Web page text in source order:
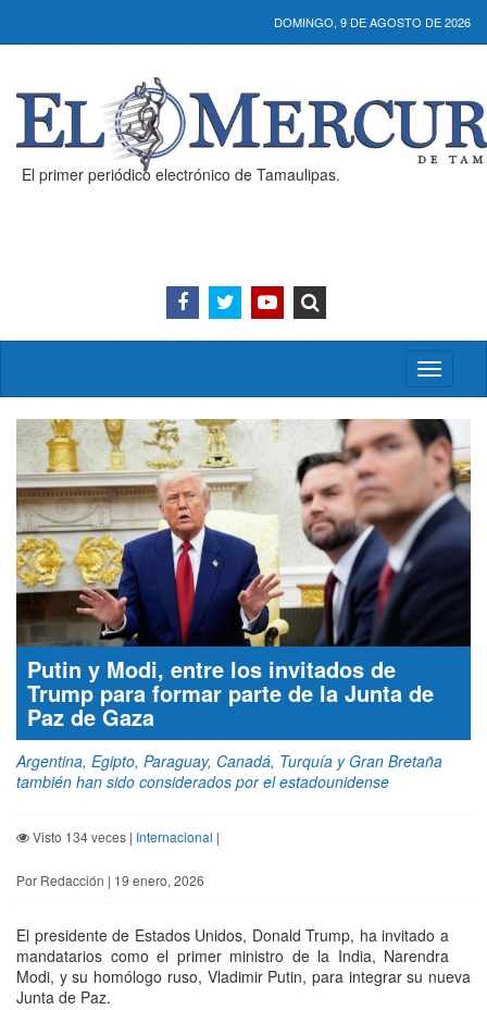
DOMINGO, 9 DE AGOSTO DE 2026
El primer periódico electrónico de Tamaulipas.
Activar/
menú
Putin y Modi, entre los invitados de
Trump para formar parte de la Junta de
Paz de Gaza
Argentina, Egipto, Paraguay, Canadá, Turquía y Gran Bretaña
también han sido considerados por el estadounidense
Visto 134 veces | Internacional |
Por Redacción | 19 enero, 2026
El presidente de Estados Unidos, Donald Trump, ha invitado a
mandatarios como el primer ministro de la India, Narendra
Modi, y su homólogo ruso, Vladimir Putin, para integrar su nueva
Junta de Paz.